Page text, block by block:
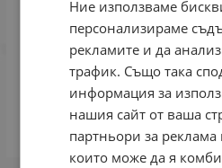
Ние използваме
персонализираме
рекламите и да
трафик. Също така
информация за
нашия сайт от ваша
партньори за
които може да я